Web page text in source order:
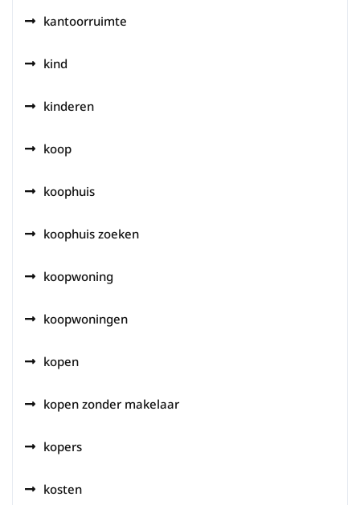
kantoorruimte
kind
kinderen
koop
koophuis
koophuis zoeken
koopwoning
koopwoningen
kopen
kopen zonder makelaar
kopers
kosten